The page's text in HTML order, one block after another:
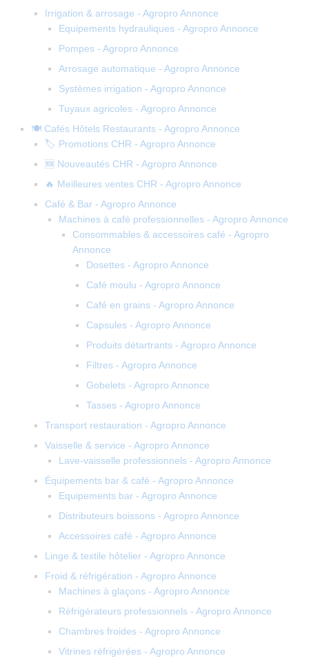
Irrigation & arrosage - Agropro Annonce
Equipements hydrauliques - Agropro Annonce
Pompes - Agropro Annonce
Arrosage automatique - Agropro Annonce
Systèmes irrigation - Agropro Annonce
Tuyaux agricoles - Agropro Annonce
🍽️ Cafés Hôtels Restaurants - Agropro Annonce
🏷️ Promotions CHR - Agropro Annonce
🆕 Nouveautés CHR - Agropro Annonce
🔥 Meilleures ventes CHR - Agropro Annonce
Café & Bar - Agropro Annonce
Machines à café professionnelles - Agropro Annonce
Consommables & accessoires café - Agropro
Annonce
Dosettes - Agropro Annonce
Café moulu - Agropro Annonce
Café en grains - Agropro Annonce
Capsules - Agropro Annonce
Produits détartrants - Agropro Annonce
Filtres - Agropro Annonce
Gobelets - Agropro Annonce
Tasses - Agropro Annonce
Transport restauration - Agropro Annonce
Vaisselle & service - Agropro Annonce
Lave-vaisselle professionnels - Agropro Annonce
Équipements bar & café - Agropro Annonce
Equipements bar - Agropro Annonce
Distributeurs boissons - Agropro Annonce
Accessoires café - Agropro Annonce
Linge & textile hôtelier - Agropro Annonce
Froid & réfrigération - Agropro Annonce
Machines à glaçons - Agropro Annonce
Réfrigérateurs professionnels - Agropro Annonce
Chambres froides - Agropro Annonce
Vitrines réfrigérées - Agropro Annonce